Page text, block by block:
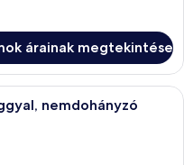
árainak megtekintése
modern szállodai szoba,
nemdohányzó